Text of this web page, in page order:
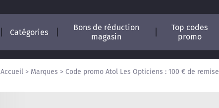
Catégories
Bons de réduction
magasin
Top codes
promo
Accueil > Marques > Code promo Atol Les Opticiens : 100 € de